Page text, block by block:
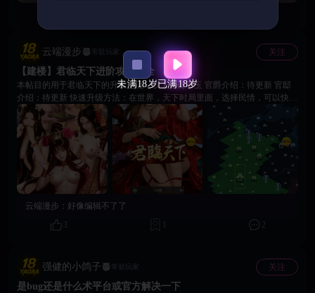
定向捞蔡文姬碎片 2. 小乔（传说，8/100） - 缺口：92碎片 ​ - 价值：和大乔
激活「二乔」吴国核心羁绊，吴国输出队核心挂件 ​ - 行动：和蔡文姬同步收
集，走吴国队则优先级等同于蔡文姬，通用队略次于蔡文姬 3. 何皇后（稀
有，32/100） - 缺口：68碎片 ​ - 价值：过渡填充图鉴，解锁后小幅提升属
性，资源富余再补，不抢核心资源 三、长期目标（14天以上，阵营专
精/PVP补强） 吴国体系配套 1. 步练师（史诗，17/100）：吴国常驻增伤，
大乔小乔成型后再收集，完善吴国国家队 通用PVP控制 1. 甄姬（传说，
7/100）：群体冰冻减速，竞技场对抗多输出阵容专用 ​ 2. 貂蝉（传说，
2/100）：高额减益、敌方压制，PK上限高，碎片难获取，随缘囤 物理系过
渡 1. 孙尚香（史诗，6/100）：物理系增伤挂件，走纯物理爆发队再收集
四、资源分配执行细则 1. 元宝（11658存量） ​ - 70%：美人限时招募，优先
捞蔡文姬、小乔碎片 ​ - 30%：留存等碎片兑换、升星特惠礼包 ​ 2. 多余美人
碎片分解 ​ - 无用稀有/重复史诗全部分解，优先兑换邹氏→蔡文姬→小乔碎片
​ 3. 升星资源倾斜 ​ - 第一顺位：环儿（全阵营通用） ​ - 第二顺位：大乔（解
锁小乔羁绊后同步升星）
云端漫步 关注
【建楼】君临天下进阶攻略大全
本帖目的用于君临天下的升级交流，以下抛砖引玉 官爵介绍：待更新 官邸
介绍：待更新 快速升级方法：在世界，天下时局里面，选择民情，可以快速
获得大量人物升级经验，和人物招聘用的酒饮用
云端漫步： 好像编辑不了了
2
强健的小鸽子 常驻玩家 关注
是bug还是什么术平台或官方解决一下
未满18岁已满18岁